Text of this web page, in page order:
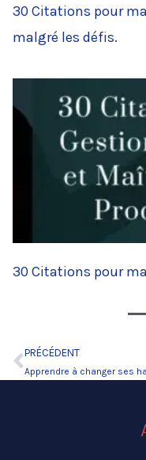
30 Citations pour
malgré les défis.
30 Citations pour
Précédent
PRÉCÉDENT